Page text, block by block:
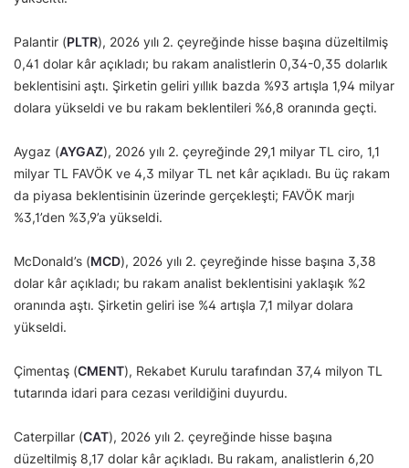
Palantir (PLTR), 2026 yılı 2. çeyreğinde hisse başına düzeltilmiş
0,41 dolar kâr açıkladı; bu rakam analistlerin 0,34-0,35 dolarlık
beklentisini aştı. Şirketin geliri yıllık bazda %93 artışla 1,94 milyar
dolara yükseldi ve bu rakam beklentileri %6,8 oranında geçti.
Aygaz (AYGAZ), 2026 yılı 2. çeyreğinde 29,1 milyar TL ciro, 1,1
milyar TL FAVÖK ve 4,3 milyar TL net kâr açıkladı. Bu üç rakam
da piyasa beklentisinin üzerinde gerçekleşti; FAVÖK marjı
%3,1’den %3,9’a yükseldi.
McDonald’s (MCD), 2026 yılı 2. çeyreğinde hisse başına 3,38
dolar kâr açıkladı; bu rakam analist beklentisini yaklaşık %2
oranında aştı. Şirketin geliri ise %4 artışla 7,1 milyar dolara
yükseldi.
Çimentaş (CMENT), Rekabet Kurulu tarafından 37,4 milyon TL
tutarında idari para cezası verildiğini duyurdu.
Caterpillar (CAT), 2026 yılı 2. çeyreğinde hisse başına
düzeltilmiş 8,17 dolar kâr açıkladı. Bu rakam, analistlerin 6,20